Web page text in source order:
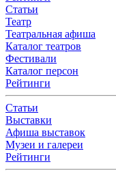
Статьи
Театр
Театральная афиша
Каталог театров
Фестивали
Каталог персон
Рейтинги
Статьи
Выставки
Афиша выставок
Музеи и галереи
Рейтинги